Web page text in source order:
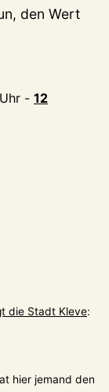
den Wert
- 12
die Stadt Kleve:
hier jemand den